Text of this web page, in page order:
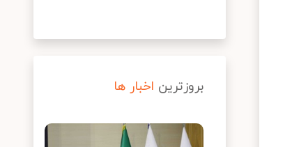
بروزترین اخبار ها